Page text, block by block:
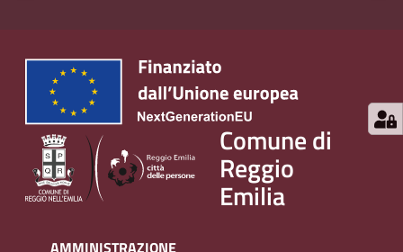
Comune di
Reggio
Emilia
AMMINISTRAZIONE